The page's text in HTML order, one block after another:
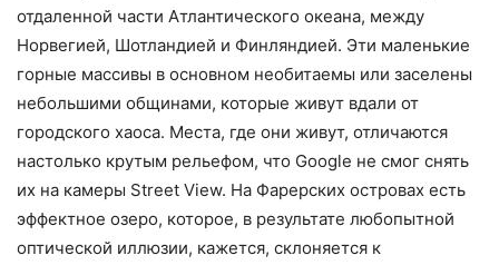
отдаленной части Атлантического океана, между
Норвегией, Шотландией и Финляндией. Эти маленькие
горные массивы в основном необитаемы или заселены
небольшими общинами, которые живут вдали от
городского хаоса. Места, где они живут, отличаются
настолько крутым рельефом, что Google не смог снять
их на камеры Street View. На Фарерских островах есть
эффектное озеро, которое, в результате любопытной
оптической иллюзии, кажется, склоняется к